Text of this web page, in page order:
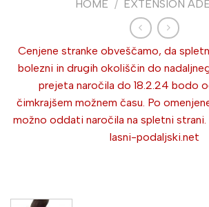
HOME / EXTENSION
Cenjene stranke obveščamo, da
bolezni in drugih okoliščin do
prejeta naročila do 18.2.24 bodo
čimkrajšem možnem času. Po
možno oddati naročila na spletni
lasni-podaljski.net